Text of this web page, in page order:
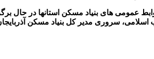
عمومی های بنیاد مسکن استانها در حال
اسلامی، سروری مدیر کل بنیاد مسکن